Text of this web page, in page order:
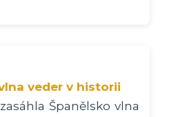
veder v historii
Španělsko vlna